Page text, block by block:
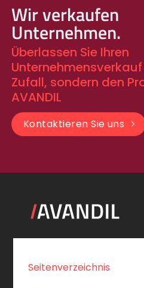
Wir verkaufen
Unternehmen.
Überlassen Sie Ihren
Zufall, sondern den
AVANDIL
Kontaktieren Sie uns
Seitenverzeichnis